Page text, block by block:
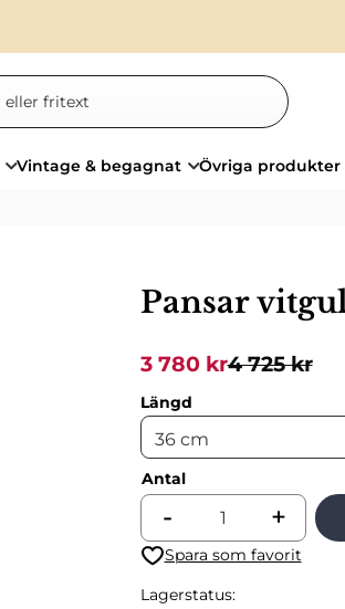
Vintage & begagnat Övriga produkter
Pansar
Nedsatt pris:
3 780krOrdinarie
4 725kr
Längd
Antal
+
-
Lägg till i favoriter
Lagerstatus